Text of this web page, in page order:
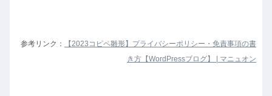
参考 リンク ：
【2023コピペ雛形】プライバシーポリシー・免責事項の書
き方【WordPressブログ】 | マニュオン